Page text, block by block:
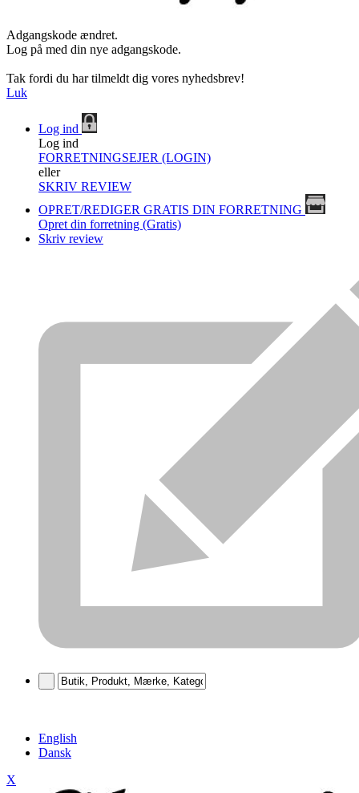
Adgangskode ændret.
Log på med din nye adgangskode.
Tak fordi du har tilmeldt dig vores nyhedsbrev!
Luk
Log ind
Log ind
FORRETNINGSEJER (LOGIN)
eller
SKRIV REVIEW
OPRET/REDIGER GRATIS DIN FORRETNING
Opret din forretning (Gratis)
Skriv review
English
Dansk
X